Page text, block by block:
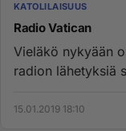
KATOLILAISUUS
Radio Vatican
Vieläkö nykyään
radion lähetyksiä
15.01.2019 18:10